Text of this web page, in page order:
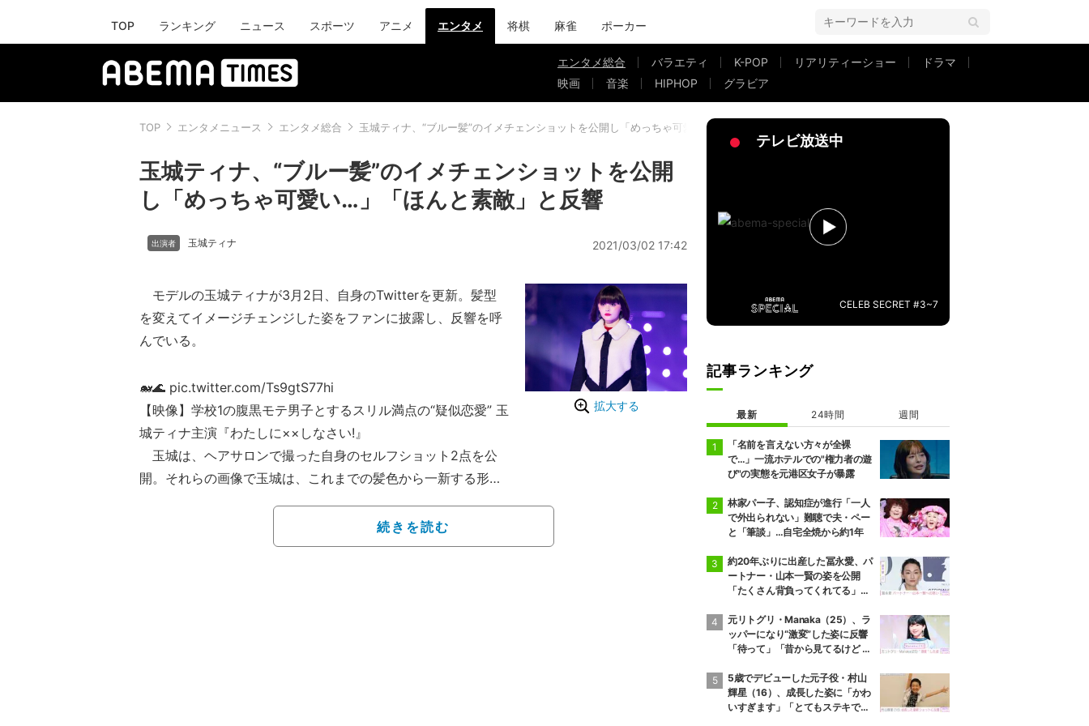
TOP ランキング ニュース スポーツ アニメ エンタメ 将棋 麻雀 ポーカー
エンタメ総合 バラエティ K-POP リアリティーショー
ドラマ
映画
音楽 HIPHOP グラビア
TOP エンタメニュース エンタメ総合 玉城ティナ、“ブルー髪”のイメチェンショットを公開し「めっちゃ可愛い…」「ほんと素敵」と反響
玉城ティナ、“ブルー髪”のイメチェンショットを公開
し「めっちゃ可愛い…」「ほんと素敵」と反響
玉城ティナ 2021/03/02 17:42
拡大する
モデルの玉城ティナが3月2日、自身のTwitterを更新。髪型
を変えてイメージチェンジした姿をファンに披露し、反響を呼
んでいる。
🐋🌊 pic.twitter.com/Ts9gtS77hi
【映像】学校1の腹黒モテ男子とするスリル満点の“疑似恋愛” 玉
城ティナ主演『わたしに××しなさい!』
玉城は、ヘアサロンで撮った自身のセルフショット2点を公
開。それらの画像で玉城は、これまでの髪色から一新する形
をファンに向けて披露した。前日の投稿まで玉城は、ブロンド
のショートヘア姿を収めた投稿を行っていた。
続きを読む
テレビ放送中
CELEB SECRET #3~7
記事ランキング
最新 24時間 週間
「名前を言えない方々が全裸
で…」一流ホテルでの"権力者の遊
び"の実態を元港区女子が暴露
林家パー子、認知症が進行「一人
で外出られない」難聴で夫・ペー
と「筆談」…自宅全焼から約1年
約20年ぶりに出産した冨永愛、パ
ートナー・山本一賢の姿を公開
「たくさん背負ってくれてる」感
元リトグリ・Manaka（25）、ラ
ッパーになり“激変”した姿に反響
「待って」「昔から見てるけど 最
5歳でデビューした元子役・村山
輝星（16）、成長した姿に「かわ
いすぎます」「とてもステキで